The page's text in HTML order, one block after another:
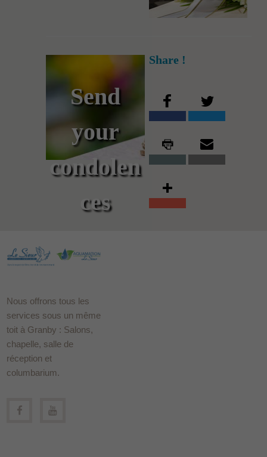
Send
your
condolen
ces
Share !
Nous offrons tous les
services sous un même
toit à Granby : Salons,
chapelle, salle de
réception et
columbarium.